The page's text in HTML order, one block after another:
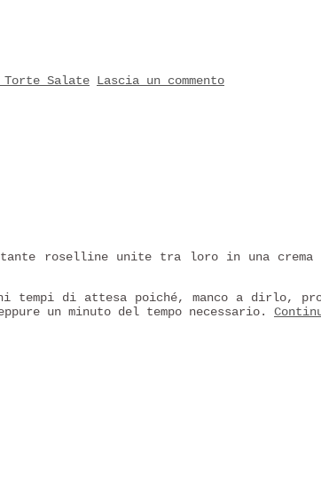
Salate Lascia un commento
tante roselline unite tra loro in una
tempi di attesa poiché, manco a dirlo,
un minuto del tempo necessario.